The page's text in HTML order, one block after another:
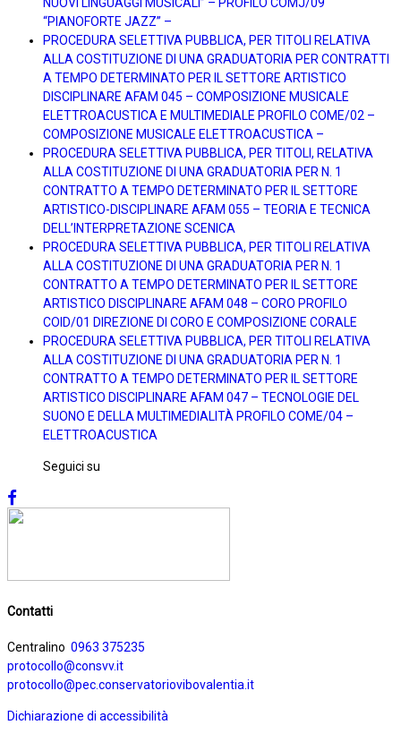
“PIANOFORTE JAZZ” –
PROCEDURA SELETTIVA PUBBLICA, PER TITOLI RELATIVA
ALLA COSTITUZIONE DI UNA GRADUATORIA PER CONTRATTI
A TEMPO DETERMINATO PER IL SETTORE ARTISTICO
DISCIPLINARE AFAM 045 – COMPOSIZIONE MUSICALE
ELETTROACUSTICA E MULTIMEDIALE PROFILO COME/02 –
COMPOSIZIONE MUSICALE ELETTROACUSTICA –
PROCEDURA SELETTIVA PUBBLICA, PER TITOLI, RELATIVA
ALLA COSTITUZIONE DI UNA GRADUATORIA PER N. 1
CONTRATTO A TEMPO DETERMINATO PER IL SETTORE
ARTISTICO-DISCIPLINARE AFAM 055 – TEORIA E TECNICA
DELL’INTERPRETAZIONE SCENICA
PROCEDURA SELETTIVA PUBBLICA, PER TITOLI RELATIVA
ALLA COSTITUZIONE DI UNA GRADUATORIA PER N. 1
CONTRATTO A TEMPO DETERMINATO PER IL SETTORE
ARTISTICO DISCIPLINARE AFAM 048 – CORO PROFILO
COID/01 DIREZIONE DI CORO E COMPOSIZIONE CORALE
PROCEDURA SELETTIVA PUBBLICA, PER TITOLI RELATIVA
ALLA COSTITUZIONE DI UNA GRADUATORIA PER N. 1
CONTRATTO A TEMPO DETERMINATO PER IL SETTORE
ARTISTICO DISCIPLINARE AFAM 047 – TECNOLOGIE DEL
SUONO E DELLA MULTIMEDIALITÀ PROFILO COME/04 –
ELETTROACUSTICA
Seguici su
Contatti
Centralino 0963 375235
protocollo@consvv.it
protocollo@pec.conservatoriovibovalentia.it
Dichiarazione di accessibilità